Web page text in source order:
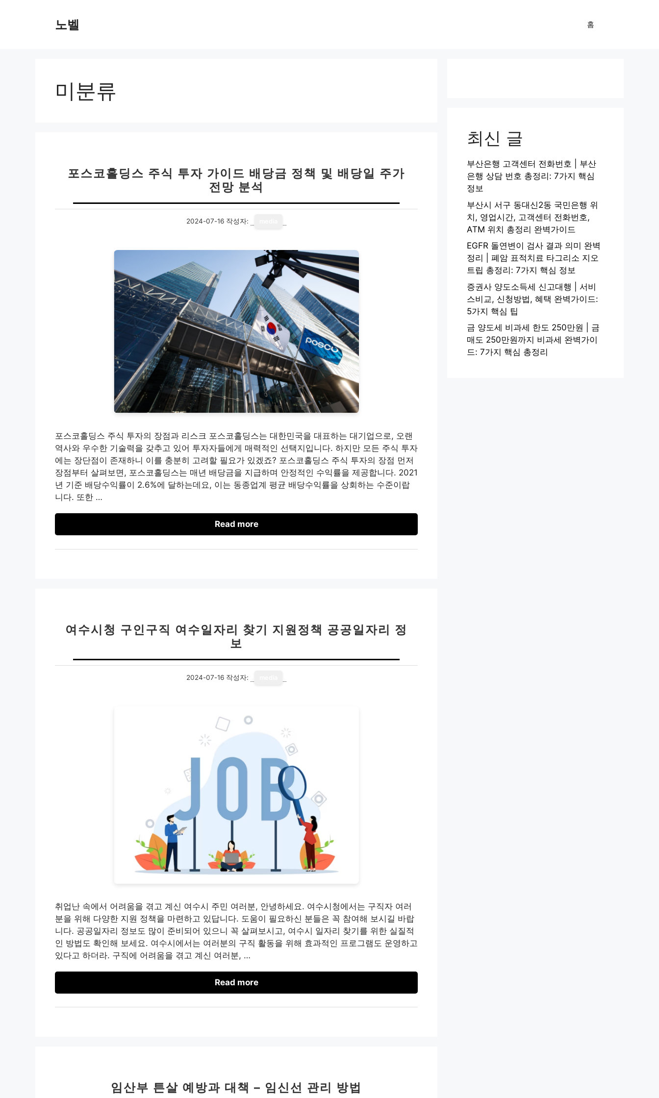
노벨 홈
미분류
포스코홀딩스 주식 투자 가이드 배당금 정책 및 배당일 주가
전망 분석
2024-07-16 작성자:
포스코홀딩스 주식 투자의 장점과 리스크 포스코홀딩스는 대한민국을 대표하는 대기업으로, 오랜
역사와 우수한 기술력을 갖추고 있어 투자자들에게 매력적인 선택지입니다. 하지만 모든 주식 투자
에는 장단점이 존재하니 이를 충분히 고려할 필요가 있겠죠? 포스코홀딩스 주식 투자의 장점 먼저
장점부터 살펴보면, 포스코홀딩스는 매년 배당금을 지급하며 안정적인 수익률을 제공합니다. 2021
년 기준 배당수익률이 2.6%에 달하는데요, 이는 동종업계 평균 배당수익률을 상회하는 수준이랍
니다. 또한 …
Read more
여수시청 구인구직 여수일자리 찾기 지원정책 공공일자리 정
보
2024-07-16 작성자:
취업난 속에서 어려움을 겪고 계신 여수시 주민 여러분, 안녕하세요. 여수시청에서는 구직자 여러
분을 위해 다양한 지원 정책을 마련하고 있답니다. 도움이 필요하신 분들은 꼭 참여해 보시길 바랍
니다. 공공일자리 정보도 많이 준비되어 있으니 꼭 살펴보시고, 여수시 일자리 찾기를 위한 실질적
인 방법도 확인해 보세요. 여수시에서는 여러분의 구직 활동을 위해 효과적인 프로그램도 운영하고
있다고 하더라. 구직에 어려움을 겪고 계신 여러분, …
Read more
임산부 튼살 예방과 대책 – 임신선 관리 방법
최신 글
부산은행 고객센터 전화번호 | 부산
은행 상담 번호 총정리: 7가지 핵심
정보
부산시 서구 동대신2동 국민은행 위
치, 영업시간, 고객센터 전화번호,
ATM 위치 총정리 완벽가이드
EGFR 돌연변이 검사 결과 의미 완벽
정리 | 폐암 표적치료 타그리소 지오
트립 총정리: 7가지 핵심 정보
증권사 양도소득세 신고대행 | 서비
스비교, 신청방법, 혜택 완벽가이드:
5가지 핵심 팁
금 양도세 비과세 한도 250만원 | 금
매도 250만원까지 비과세 완벽가이
드: 7가지 핵심 총정리